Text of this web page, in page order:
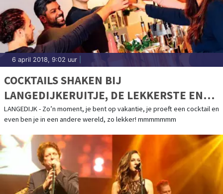
6 april 2018, 9:02 uur
COCKTAILS SHAKEN BIJ
LANGEDIJKERUITJE, DE LEKKERSTE EN
LEUKSTE WORKSHOPS.
LANGEDIJK - Zo’n moment, je bent op vakantie, je proeft een cocktail en
even ben je in een andere wereld, zo lekker! mmmmmmm